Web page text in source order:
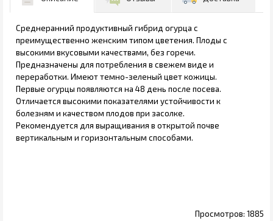
Среднеранний продуктивный гибрид огурца с
преимущественно женским типом цветения. Плоды с
высокими вкусовыми качествами, без горечи.
Предназначены для потребления в свежем виде и
переработки. Имеют темно-зеленый цвет кожицы.
Первые огурцы появляются на 48 день после посева.
Отличается высокими показателями устойчивости к
болезням и качеством плодов при засолке.
Рекомендуется для выращивания в открытой почве
вертикальным и горизонтальным способами.
1885